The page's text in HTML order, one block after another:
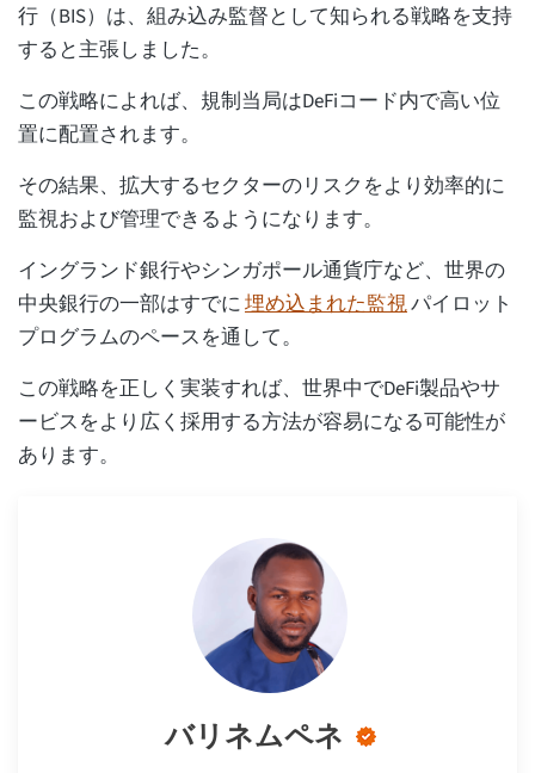
行（BIS）は、組み込み監督として知られる戦略を支持
すると主張しました。
この戦略によれば、規制当局はDeFiコード内で高い位
置に配置されます。
その結果、拡大するセクターのリスクをより効率的に
監視および管理できるようになります。
イングランド銀行やシンガポール通貨庁など、世界の
中央銀行の一部はすでに埋め込まれた監視パイロット
プログラムのペースを通して。
この戦略を正しく実装すれば、世界中でDeFi製品やサ
ービスをより広く採用する方法が容易になる可能性が
あります。
バリネムペネ